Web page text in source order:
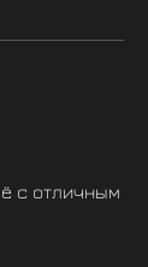
с отличным